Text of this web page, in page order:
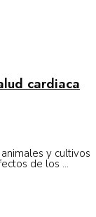
cardiaca
y cultivos
de los ...